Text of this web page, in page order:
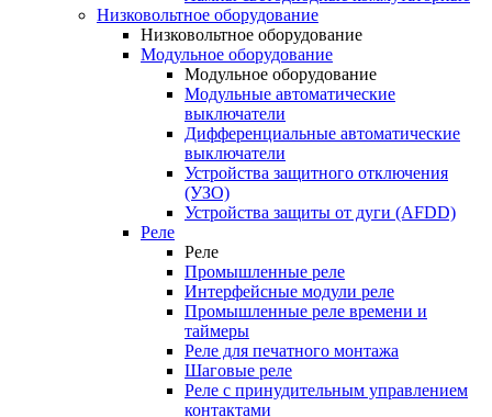
Низковольтное оборудование
Низковольтное оборудование
Модульное оборудование
Модульное оборудование
Модульные автоматические
выключатели
Дифференциальные автоматические
выключатели
Устройства защитного отключения
(УЗО)
Устройства защиты от дуги (AFDD)
Реле
Реле
Промышленные реле
Интерфейсные модули реле
Промышленные реле времени и
таймеры
Реле для печатного монтажа
Шаговые реле
Реле с принудительным управлением
контактами